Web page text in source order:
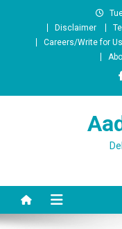
Disclaimer
Careers/Write for Us